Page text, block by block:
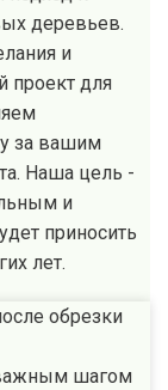
деревьев.
и
проект для
за вашим
Наша цель -
и
приносить
лет.
обрезки
важным шагом